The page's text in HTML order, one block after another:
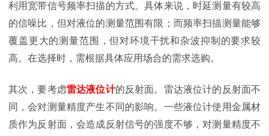
利用宽带信号频率扫描的方式。具体来说，时延测量有较高
的信噪比，但对液位的测量范围有限；而频率扫描测量能够
覆盖更大的测量范围，但对环境干扰和杂波抑制的要求较
高。在选择时，需根据具体应用场合的需求选购。
其次，要考虑雷达液位计的反射面。雷达液位计的反射面不
同，会对测量精度产生不同的影响。一些液位计使用金属材
质作为反射面，会造成反射信号的强度不够，对测量精度不